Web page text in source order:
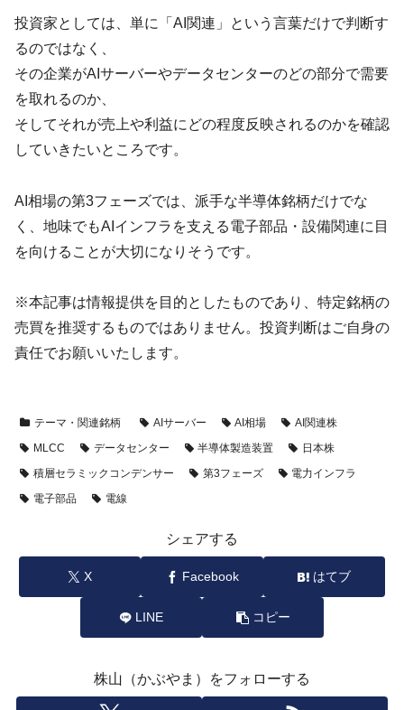
投資家としては、単に「AI関連」という言葉だけで判断す
るのではなく、
その企業がAIサーバーやデータセンターのどの部分で需要
を取れるのか、
そしてそれが売上や利益にどの程度反映されるのかを確認
していきたいところです。
AI相場の第3フェーズでは、派手な半導体銘柄だけでな
く、地味でもAIインフラを支える電子部品・設備関連に目
を向けることが大切になりそうです。
※本記事は情報提供を目的としたものであり、特定銘柄の
売買を推奨するものではありません。投資判断はご自身の
責任でお願いいたします。
テーマ・関連銘柄 AIサーバー AI相場
AI関連株
MLCC
データセンター 半導体製造装置
日本株
積層セラミックコンデンサー
第3フェーズ
電力インフラ
電子部品
電線
シェアする
X Facebook はてブ
LINE コピー
株山（かぶやま）をフォローする